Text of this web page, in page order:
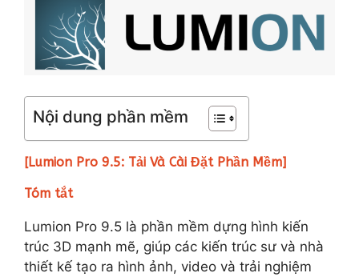
Nội dung phần mềm
[Lumion Pro 9.5: Tải Và Cài Đặt Phần Mềm]
Tóm tắt
Lumion Pro 9.5 là phần mềm dựng hình kiến
trúc 3D mạnh mẽ, giúp các kiến trúc sư và nhà
thiết kế tạo ra hình ảnh, video và trải nghiệm